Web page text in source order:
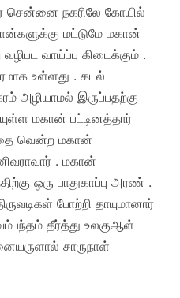
சென்னை நகரிலே கோயில்
மட்டுமே மகான்
வாய்ப்பு கிடைக்கும் .
உள்ளது . கடல்
அழியாமல் இருப்பதற்கு
மகான் பட்டினத்தார்
வென்ற மகான்
. மகான்
ஒரு பாதுகாப்பு அரண் .
போற்றி தாயுமானார்
தீர்த்து உலகுஆள்
சாருநாள்